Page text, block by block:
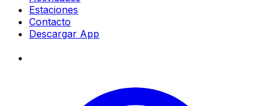
Estaciones
Contacto
Descargar App